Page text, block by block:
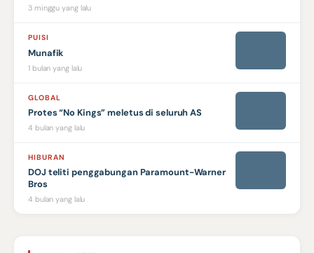
3 minggu yang lalu
PUISI
Munafik
1 bulan yang lalu
GLOBAL
Protes “No Kings” meletus di seluruh AS
4 bulan yang lalu
HIBURAN
DOJ teliti penggabungan Paramount-Warner
Bros
4 bulan yang lalu